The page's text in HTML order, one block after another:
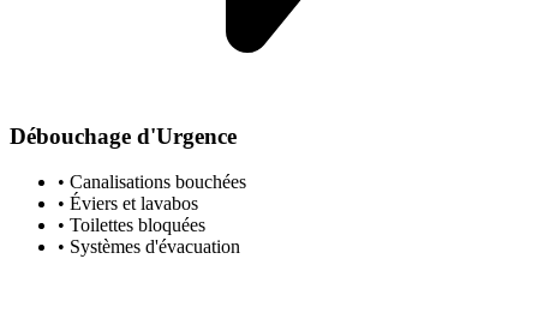
Débouchage d'Urgence
• Canalisations bouchées
• Éviers et lavabos
• Toilettes bloquées
• Systèmes d'évacuation